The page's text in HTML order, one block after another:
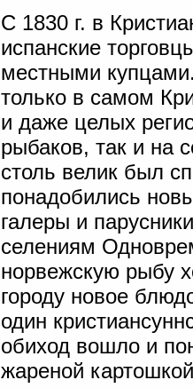
С 1830 г. в
испанские
местными
только в самом
и даже целых
рыбаков, так и на
столь велик был
понадобились
галеры и
селениям
норвежскую рыбу
городу новое
один
обиход вошло и
жареной